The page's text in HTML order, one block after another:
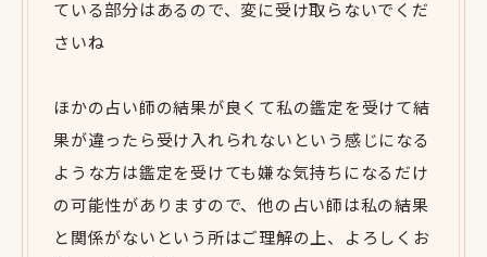
ている部分はあるので、変に受け取らないでくだ
さいね
ほかの占い師の結果が良くて私の鑑定を受けて結
果が違ったら受け入れられないという感じになる
ような方は鑑定を受けても嫌な気持ちになるだけ
の可能性がありますので、他の占い師は私の結果
と関係がないという所はご理解の上、よろしくお